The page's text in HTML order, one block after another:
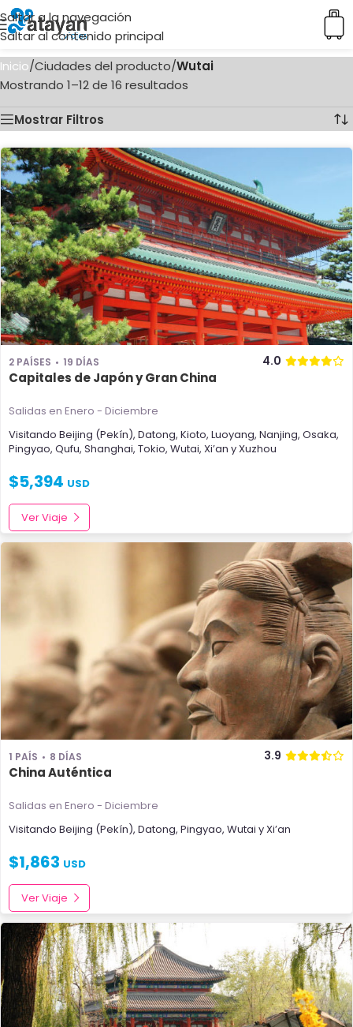
Saltar a la navegación
Saltar al contenido principal
Inicio/Ciudades del producto/Wutai
Mostrando 1–12 de 16 resultados
Mostrar Filtros
2 PAÍSES 19 DÍAS 4.0
Capitales de Japón y Gran China
Salidas en Enero - Diciembre
Visitando Beijing (Pekín), Datong, Kioto, Luoyang, Nanjing, Osaka,
Pingyao, Qufu, Shanghai, Tokio, Wutai, Xi’an yXuzhou
$5,394 USD
Ver Viaje
1 PAÍS 8 DÍAS 3.9
China Auténtica
Salidas en Enero - Diciembre
Visitando Beijing (Pekín), Datong, Pingyao, Wutai yXi’an
$1,863 USD
Ver Viaje